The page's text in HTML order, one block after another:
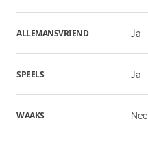
ALLEMANSVRIEND Ja
SPEELS Ja
WAAKS Nee